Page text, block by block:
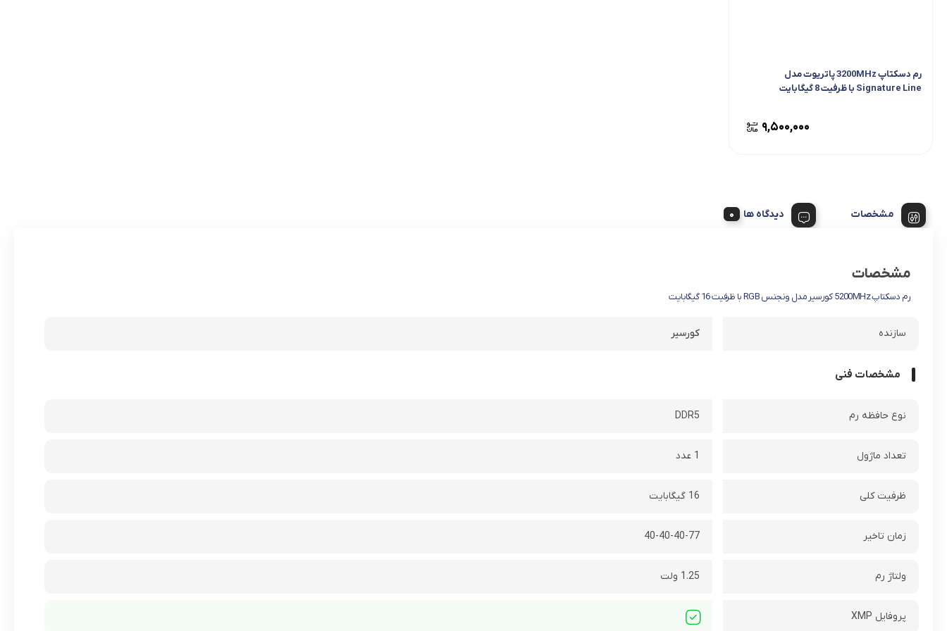
رم دسکتاپ 3200MHz پاتریوت مدل
Signature Line با ظرفیت 8 گیگابایت
۹,۵۰۰,۰۰۰
مشخصات دیدگاه ها
مشخصات
رم دسکتاپ 5200MHz کورسیر مدل ونجنس RGB با ظرفیت 16 گیگابایت
سازنده کورسیر
مشخصات فنی
نوع حافظه رم DDR5
تعداد ماژول 1 عدد
ظرفیت کلی 16 گيگابايت
زمان تاخیر 40-40-40-77
ولتاژ رم 1.25 ولت
پروفایل XMP